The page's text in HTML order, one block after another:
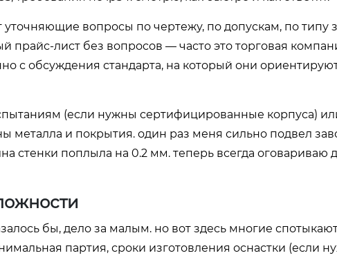
вопросы по чертежу, по допускам, по типу
лист без вопросов — часто это торговая
с обсуждения стандарта, на который они
(если нужны сертифицированные корпуса)
и покрытия. один раз меня сильно подвел
стенки поплыла на 0.2 мм. теперь всегда оговариваю
бы, дело за малым. но вот здесь многие
партия, сроки изготовления оснастки (если